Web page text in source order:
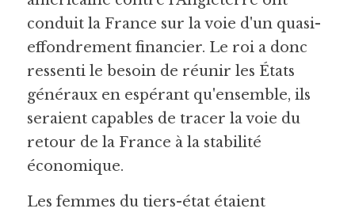
conduit la France sur la voie d'un quasi-
effondrement financier. Le roi a donc
ressenti le besoin de réunir les États
généraux en espérant qu'ensemble, ils
seraient capables de tracer la voie du
retour de la France à la stabilité
économique.
Les femmes du tiers-état étaient